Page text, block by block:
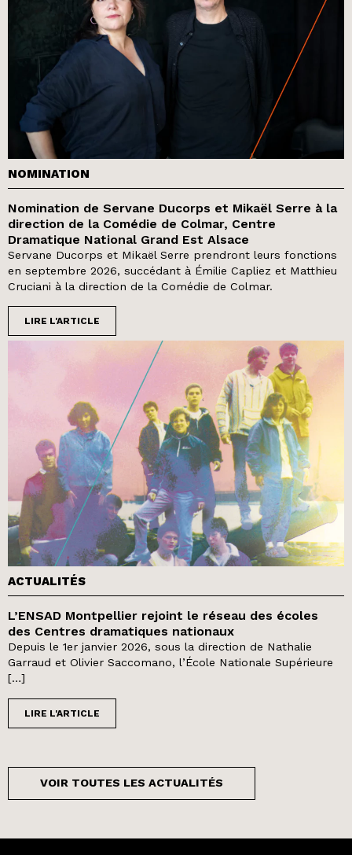
NOMINATION
Nomination de Servane Ducorps et Mikaël Serre à la
direction de la Comédie de Colmar, Centre
Dramatique National Grand Est Alsace
Servane Ducorps et Mikaël Serre prendront leurs fonctions
en septembre 2026, succédant à Émilie Capliez et Matthieu
Cruciani à la direction de la Comédie de Colmar.
LIRE L'ARTICLE
ACTUALITÉS
L’ENSAD Montpellier rejoint le réseau des écoles
des Centres dramatiques nationaux
Depuis le 1er janvier 2026, sous la direction de Nathalie
Garraud et Olivier Saccomano, l’École Nationale Supérieure
[…]
LIRE L'ARTICLE
VOIR TOUTES LES ACTUALITÉS